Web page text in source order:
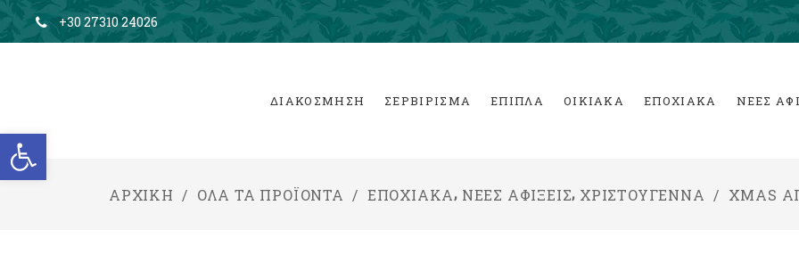
Ανοίξτε τη γραμμή εργαλείων
+30 27310 24026
ΔΙΑΚΟΣΜΗΣΗ ΣΕΡΒΙΡΙΣΜΑ ΕΠΙΠΛΑ ΟΙΚΙΑΚΑ ΕΠΟΧΙΑΚΑ ΝΕΕΣ
ΑΡΧΙΚΉ / ΌΛΑ ΤΑ ΠΡΟΪΌΝΤΑ / ΕΠΟΧΙΑΚΑ, ΝΕΕΣ ΑΦΙΞΕΙΣ, ΧΡΙΣΤΟΥΓΕΝΝΑ / XMAS